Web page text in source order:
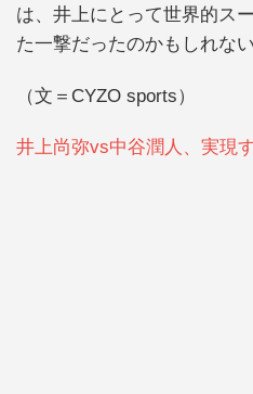
は、井上にとって世界的ス
た一撃だったのかもしれない
（文＝CYZO sports）
井上尚弥vs中谷潤人、実現